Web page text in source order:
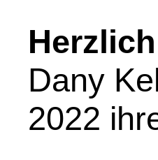
Dany
2022